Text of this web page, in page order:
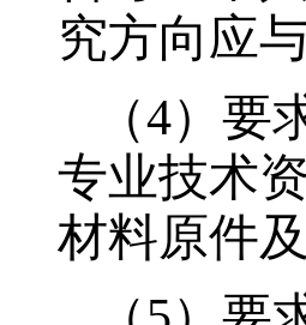
究方向应
（4） 要
专业技术
材料原件